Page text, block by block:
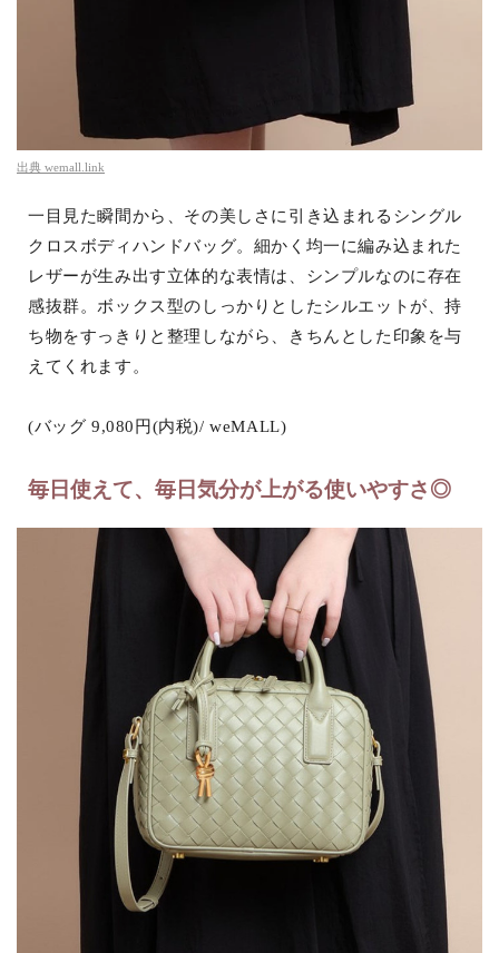
出典 wemall.link
一目見た瞬間から、その美しさに引き込まれるシングル
クロスボディハンドバッグ。細かく均一に編み込まれた
レザーが生み出す立体的な表情は、シンプルなのに存在
感抜群。ボックス型のしっかりとしたシルエットが、持
ち物をすっきりと整理しながら、きちんとした印象を与
えてくれます。
(バッグ 9,080円(内税)/ weMALL)
毎日使えて、毎日気分が上がる使いやすさ◎